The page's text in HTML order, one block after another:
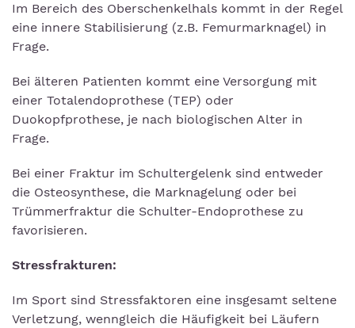
Im Bereich des Oberschenkelhals kommt in der Regel
eine innere Stabilisierung (z.B. Femurmarknagel) in
Frage.
Bei älteren Patienten kommt eine Versorgung mit
einer Totalendoprothese (TEP) oder
Duokopfprothese, je nach biologischen Alter in
Frage.
Bei einer Fraktur im Schultergelenk sind entweder
die Osteosynthese, die Marknagelung oder bei
Trümmerfraktur die Schulter-Endoprothese zu
favorisieren.
Stressfrakturen:
Im Sport sind Stressfaktoren eine insgesamt seltene
Verletzung, wenngleich die Häufigkeit bei Läufern